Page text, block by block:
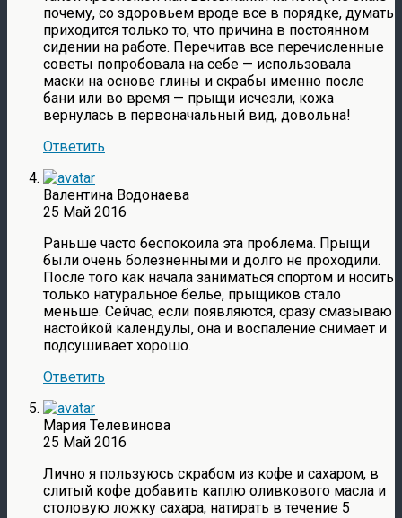
почему, со здоровьем вроде все в порядке, думать
приходится только то, что причина в постоянном
сидении на работе. Перечитав все перечисленные
советы попробовала на себе — использовала
маски на основе глины и скрабы именно после
бани или во время — прыщи исчезли, кожа
вернулась в первоначальный вид, довольна!
Ответить
Валентина Водонаева
25 Май 2016
Раньше часто беспокоила эта проблема. Прыщи
были очень болезненными и долго не проходили.
После того как начала заниматься спортом и носить
только натуральное белье, прыщиков стало
меньше. Сейчас, если появляются, сразу смазываю
настойкой календулы, она и воспаление снимает и
подсушивает хорошо.
Ответить
Мария Телевинова
25 Май 2016
Лично я пользуюсь скрабом из кофе и сахаром, в
слитый кофе добавить каплю оливкового масла и
столовую ложку сахара, натирать в течение 5